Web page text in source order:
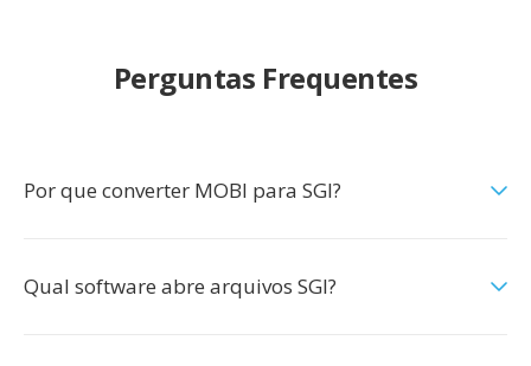
Perguntas Frequentes
Por que converter MOBI para SGI?
Qual software abre arquivos SGI?